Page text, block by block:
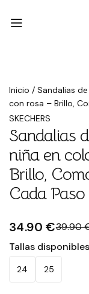
Inicio / Sandalias
con rosa – Brillo,
Rebajado
SKECHERS
Sandalias
niña en
Brillo,
Cada Paso
34.90 €39.90
Tallas disponibles
24 25